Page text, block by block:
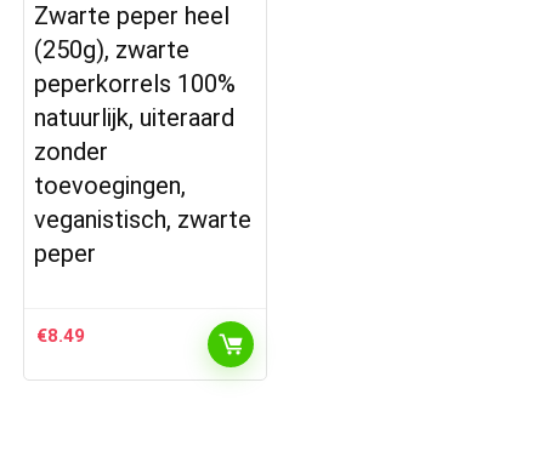
Zwarte peper heel
(250g), zwarte
peperkorrels 100%
natuurlijk, uiteraard
zonder
toevoegingen,
veganistisch, zwarte
peper
€8.49